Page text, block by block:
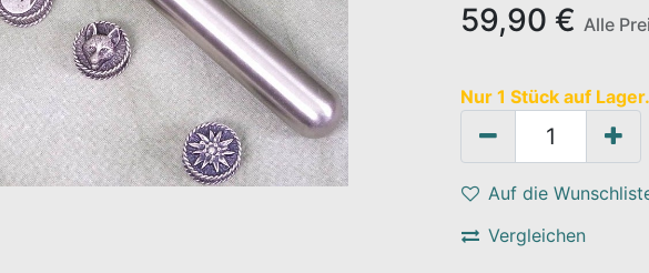
59,90 € Alle
Nur 1 Stück auf Lager.
Auf die
Vergleichen